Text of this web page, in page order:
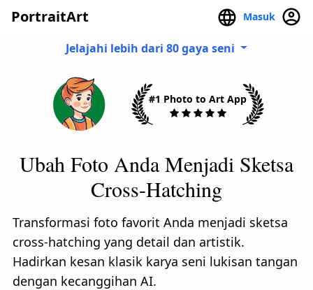
PortraitArt Masuk
Jelajahi lebih dari 80 gaya seni
#1 Photo to Art App
Ubah Foto Anda Menjadi Sketsa
Cross-Hatching
Transformasi foto favorit Anda menjadi sketsa
cross-hatching yang detail dan artistik.
Hadirkan kesan klasik karya seni lukisan tangan
dengan kecanggihan AI.